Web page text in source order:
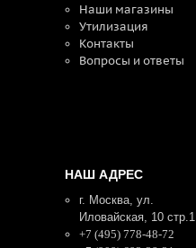
Наши магазины
Утилизация
Контакты
Вопросы и ответы
НАШ АДРЕС
г. Москва, ул.
Иловайская, 10 стр.1
+7 (495) 778-48-72